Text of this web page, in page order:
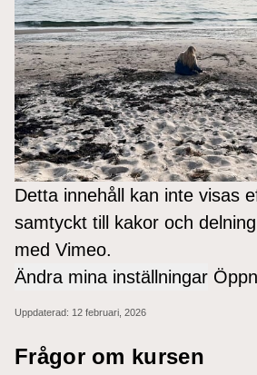
Detta innehåll kan inte visas
samtyckt till kakor och
med Vimeo.
Ändra mina inställningar
Uppdaterad: 12 februari, 2026
Frågor om kursen